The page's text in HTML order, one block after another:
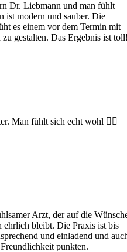
Dr. Liebmann und man fühlt
ist modern und sauber. Die
es einem vor dem Termin mit
gestalten. Das Ergebnis ist
Man fühlt sich echt wohl 👍🏻
Arzt, der auf die
ehrlich bleibt. Die Praxis ist bis
und einladend und
punkten.